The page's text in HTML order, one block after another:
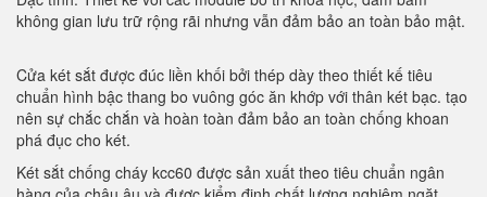
không gian lưu trữ rộng rãi nhưng vẫn đảm bảo an toàn bảo mật.
Cửa két sắt được đúc liền khối bởi thép dày theo thiết kế tiêu
chuẩn hình bậc thang bo vuông góc ăn khớp với thân két bạc. tạo
nên sự chắc chắn và hoàn toàn đảm bảo an toàn chống khoan
phá đục cho két.
Két sắt chống cháy kcc60 được sản xuất theo tiêu chuẩn ngân